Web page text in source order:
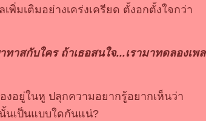
พิ่มเติมอย่างเคร่งเครียด ตั้งอกตั้งใจกว่า
สกับใคร ถ้าเธอสนใจ...เรามาทดลองเพล
งอยู่ในหู ปลุกความอยากรู้อยากเห็นว่า
เป็นแบบใดกันแน่?